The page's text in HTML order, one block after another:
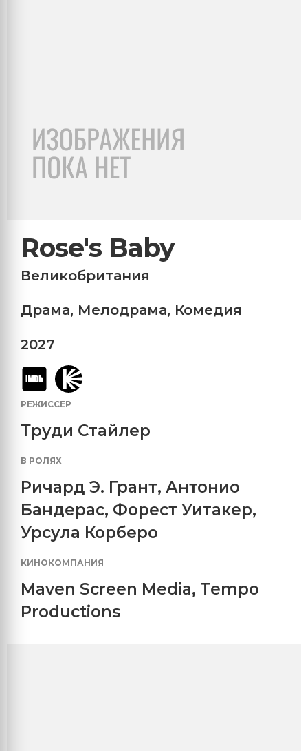
Rose's Baby
Великобритания
Драма, Мелодрама, Комедия
2027
РЕЖИССЕР
Труди Стайлер
В РОЛЯХ
Ричард Э. Грант, Антонио
Бандерас, Форест Уитакер,
Урсула Корберо
КИНОКОМПАНИЯ
Maven Screen Media, Tempo
Productions